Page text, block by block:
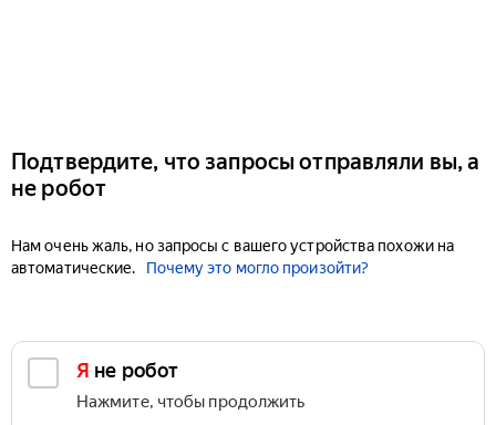
Подтвердите, что запросы отправляли вы, а
не робот
Нам очень жаль, но запросы с вашего устройства похожи на
автоматические.
Почему это могло произойти?
Я не робот
Нажмите, чтобы продолжить